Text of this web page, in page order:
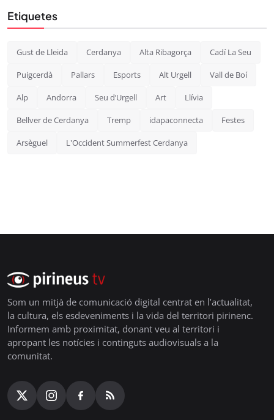
Etiquetes
Gust de Lleida Cerdanya Alta Ribagorça Cadí La Seu
Puigcerdà Pallars Esports Alt Urgell Vall de Boí
Alp Andorra Seu d’Urgell Art Llívia
Bellver de Cerdanya Tremp idapaconnecta Festes
Arsèguel L'Occident Summerfest Cerdanya
Som un mitjà de comunicació digital centrat en l’actualitat,
la cultura, els esdeveniments i la vida del territori pirinenc.
Informem amb proximitat, donant veu al territori i
apropant les notícies i continguts audiovisuals a la
comunitat.